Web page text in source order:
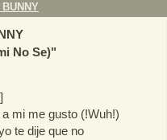
BUNNY
No Se)"
mi me gusto (!Wuh!)
te dije que no